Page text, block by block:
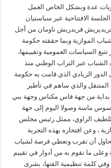
عدة وبشكل الخاص العمل
الافتتاحية عبر سباستيان
فريديريش فريدريش ناومان من أجل
الموازية وبما حققته حكومة
السياسات العمومية وتقييمها،
الشباب عبر التراب الوطني منذ
الدور الريادي الذي قامت به حكومة
والذي ساهم في تأطير
بداية من جهة فاس مكناس وجهة بني
ماسة وصولا اليوم إلى جهة
الزاوي، ممثل رئيس مجلس
، وعن افتخاره بهذه التجربة
أن تقرب وتعطي فرصة لشباب
وعلى ما تقوم به من أدوار في تقييم
وفي كلمة تنظيمية القتها، بشرى